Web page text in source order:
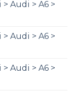
Audi > A6 >
Audi > A6 >
Audi > A6 >